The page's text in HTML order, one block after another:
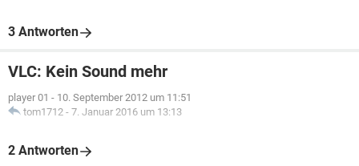
3 Antworten
VLC: Kein Sound mehr
player 01 - 10. September 2012 um 11:51
tom1712 - 7. Januar 2016 um 13:13
2 Antworten